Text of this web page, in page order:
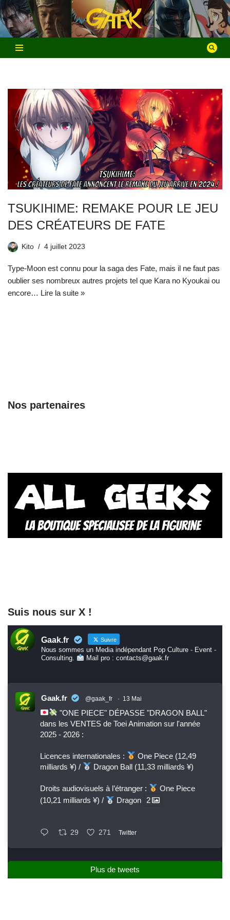
Aller
au
contenu
TSUKIHIME: REMAKE POUR LE JEU
DES CRÉATEURS DE FATE
Kito 4 juillet 2023
Type-Moon est connu pour la saga des Fate, mais il ne faut pas
oublier ses nombreux autres projets tel que Kara no Kyoukai ou
encore… Lire la suite »
Nos partenaires
Suis nous sur X !
Gaak.fr Suivre
Nous sommes un Media indépendant Pop Culture - Event -
Consulting.
Mail pro : contacts@gaak.fr
Gaak.fr @gaak_fr · 13 Mai
"ONE PIECE" DÉPASSE "DRAGON BALL"
dans les VENTES de Toei Animation sur l'année
2025 - 2026 :
Licences internationales :
One Piece (12,49
milliards ¥) /
Dragon Ball (11,33 milliards ¥)
Droits audiovisuels à l’étranger :
One Piece
(10,21 milliards ¥) /
Dragon 2
29 271 Twitter
Plus de tweets